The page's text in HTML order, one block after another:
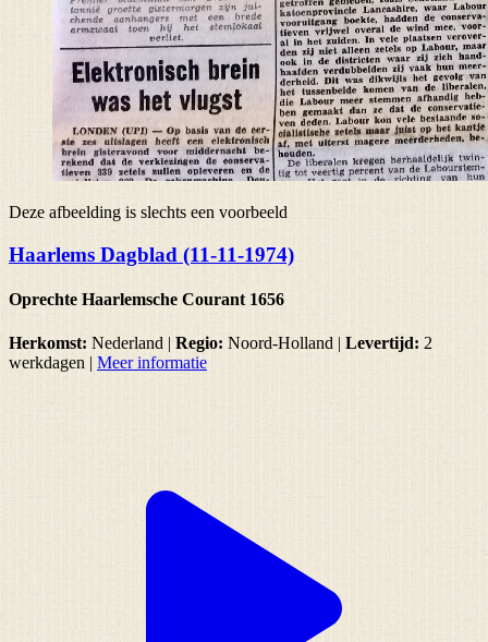
Deze afbeelding is slechts een voorbeeld
Haarlems Dagblad (11-11-1974)
Oprechte Haarlemsche Courant 1656
Herkomst: Nederland | Regio: Noord-Holland | Levertijd: 2
werkdagen | Meer informatie